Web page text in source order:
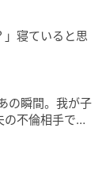
寝ていると思
の瞬間。我が子
不倫相手でし